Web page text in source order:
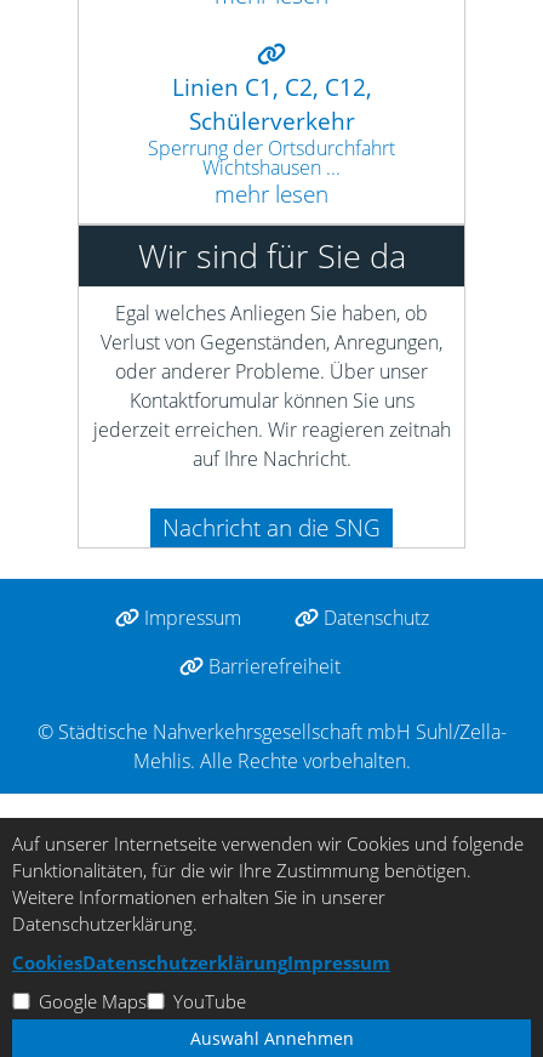
Linien C1, C2, C12,
Schülerverkehr
Sperrung der Ortsdurchfahrt
Wichtshausen ...
mehr lesen
Wir sind für Sie da
Egal welches Anliegen Sie haben, ob
Verlust von Gegenständen, Anregungen,
oder anderer Probleme. Über unser
Kontaktforumular können Sie uns
jederzeit erreichen. Wir reagieren zeitnah
auf Ihre Nachricht.
Nachricht an die SNG
Impressum
Datenschutz
Barrierefreiheit
© Städtische Nahverkehrsgesellschaft mbH Suhl/Zella-
Mehlis. Alle Rechte vorbehalten.
Auf unserer Internetseite verwenden wir Cookies und folgende
Funktionalitäten, für die wir Ihre Zustimmung benötigen.
Weitere Informationen erhalten Sie in unserer
Datenschutzerklärung.
CookiesDatenschutzerklärungImpressum
Google Maps
YouTube
Auswahl Annehmen